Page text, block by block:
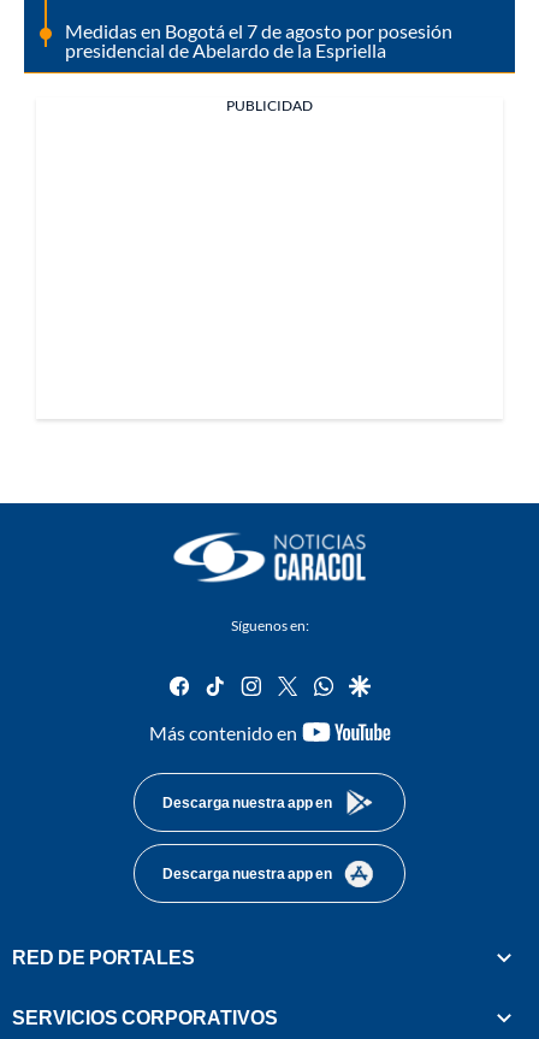
Medidas en Bogotá el 7 de agosto por posesión
presidencial de Abelardo de la Espriella
PUBLICIDAD
Síguenos en:
facebook
tiktok instagram
twitterwhatsapp
google
Más contenido en
youtube-
Descarga nuestra app en
Descarga nuestra app en
RED DE PORTALES
SERVICIOS CORPORATIVOS